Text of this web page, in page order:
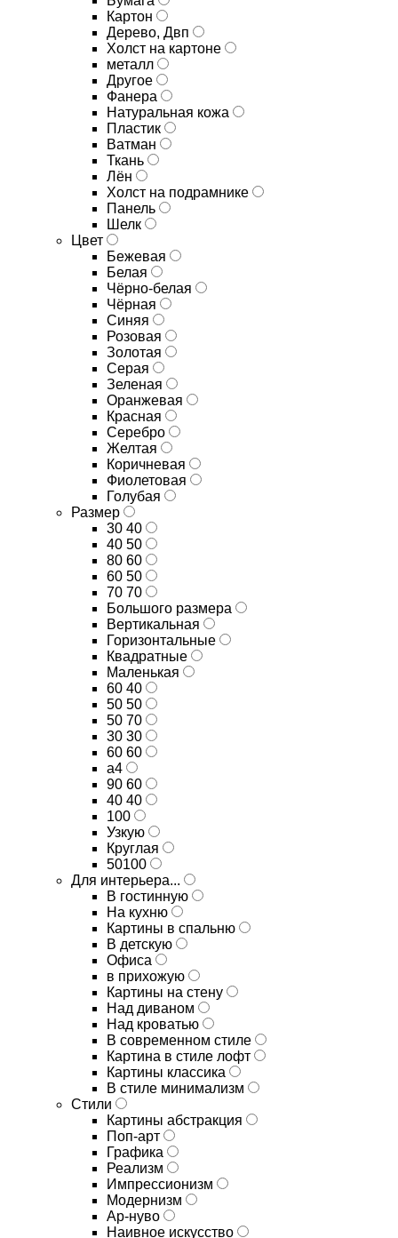
Картон
Дерево, Двп
Холст на картоне
металл
Другое
Фанера
Натуральная кожа
Пластик
Ватман
Ткань
Лён
Холст на подрамнике
Панель
Шелк
Цвет
Бежевая
Белая
Чёрно-белая
Чёрная
Синяя
Розовая
Золотая
Серая
Зеленая
Оранжевая
Красная
Серебро
Желтая
Коричневая
Фиолетовая
Голубая
Размер
30 40
40 50
80 60
60 50
70 70
Большого размера
Вертикальная
Горизонтальные
Квадратные
Маленькая
60 40
50 50
50 70
30 30
60 60
а4
90 60
40 40
100
Узкую
Круглая
50100
Для интерьера...
В гостинную
На кухню
Картины в спальню
В детскую
Офиса
в прихожую
Картины на стену
Над диваном
Над кроватью
В современном стиле
Картина в стиле лофт
Картины классика
В стиле минимализм
Стили
Картины абстракция
Поп-арт
Графика
Реализм
Импрессионизм
Модернизм
Ар-нуво
Наивное искусство